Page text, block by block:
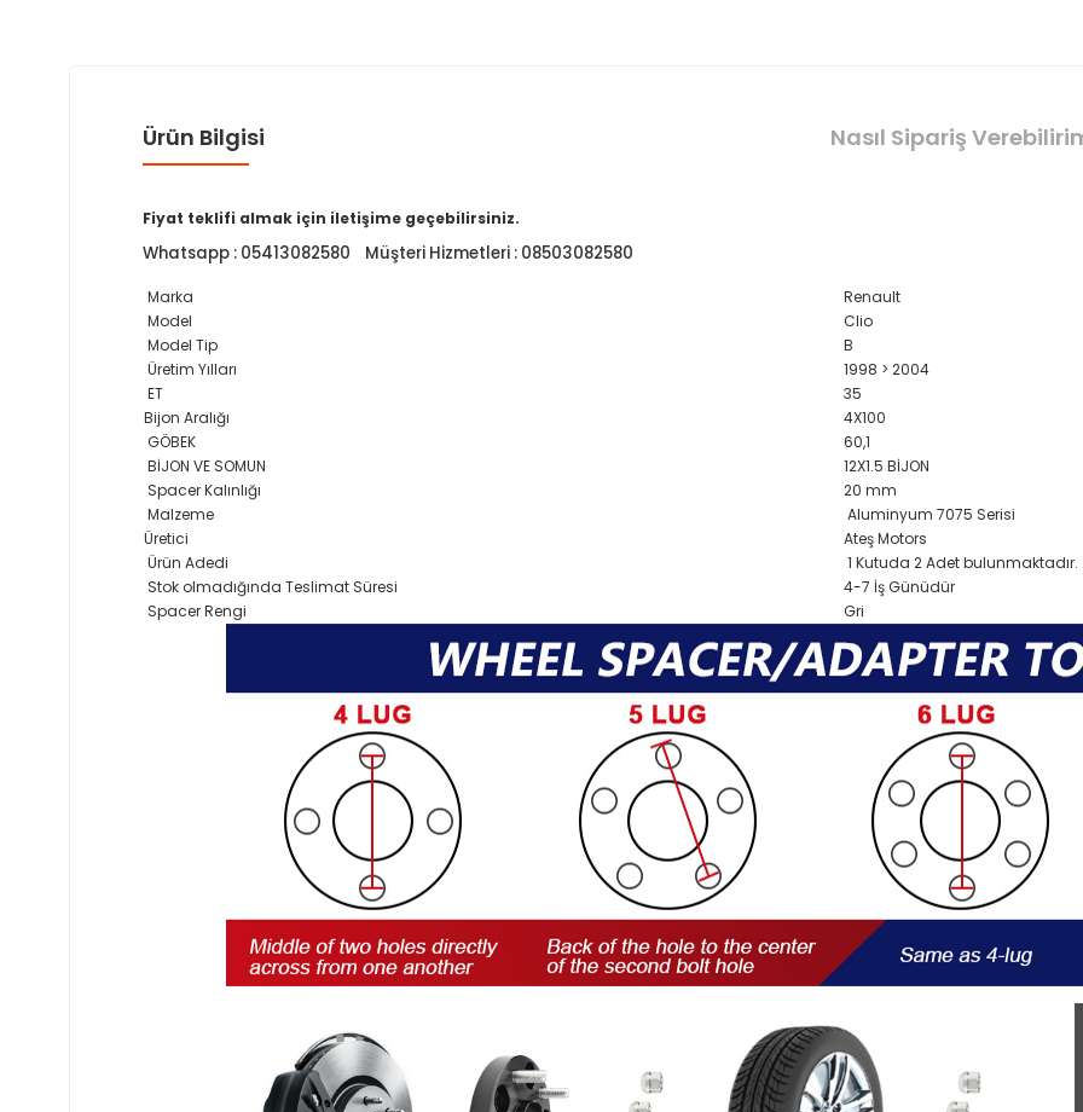
Ürün Bilgisi Nasıl Sipariş
Fiyat teklifi almak için iletişime geçebilirsiniz.
Whatsapp : 05413082580 Müşteri Hizmetleri : 08503082580
Marka
Renault
Model
Clio
Model Tip
B
Üretim Yılları
1998 > 2004
ET
35
Bijon Aralığı
4X100
GÖBEK
60,1
BİJON VE SOMUN
12X1.5 BİJON
Spacer Kalınlığı
20 mm
Malzeme
Aluminyum 7075 Serisi
Üretici
Ateş Motors
Ürün Adedi
1 Kutuda 2 Adet bulunmaktadır.
Stok olmadığında Teslimat Süresi
4-7 İş Günüdür
Spacer Rengi
Gri